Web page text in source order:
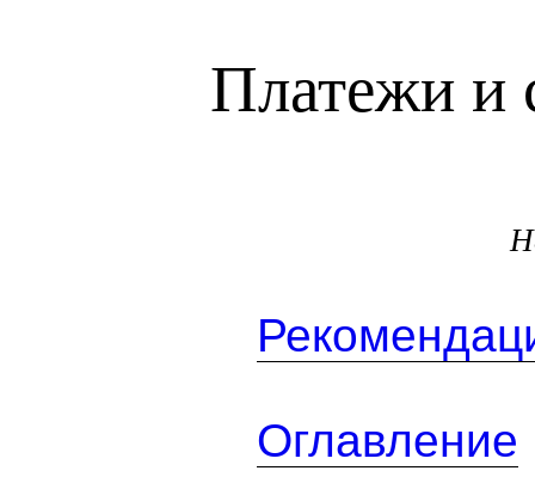
Платежи и
Оглавление